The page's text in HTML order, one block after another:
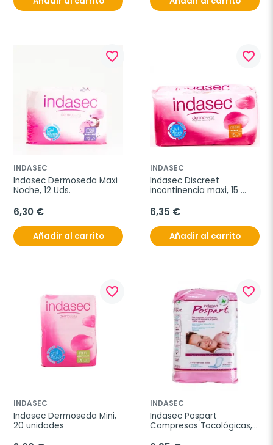
favorite_border
INDASEC
Indasec Dermoseda Maxi
Noche, 12 Uds.
6,30 €
Añadir al carrito
favorite_border
INDASEC
Indasec Discreet
incontinencia maxi, 15
6,35 €
Añadir al carrito
favorite_border
INDASEC
Indasec Dermoseda Mini,
20 unidades
favorite_border
INDASEC
Indasec Pospart
Compresas Tocológicas,